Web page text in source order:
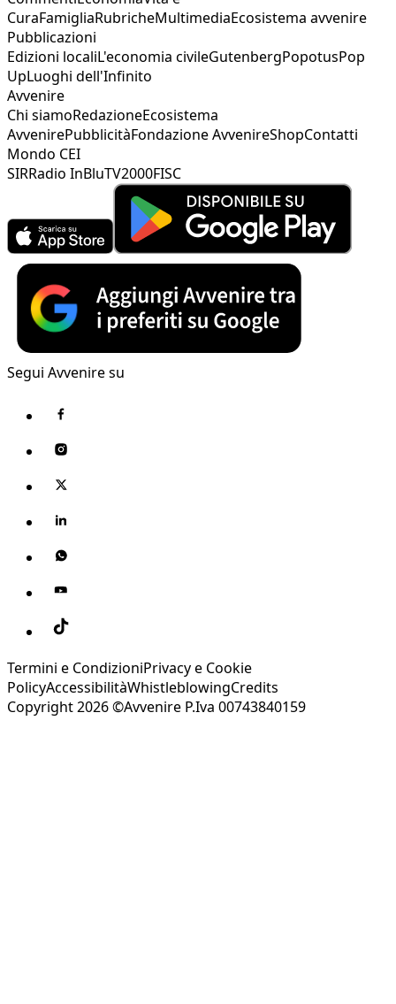
CuraFamigliaRubricheMultimediaEcosistema avvenire
Pubblicazioni
Edizioni localiL'economia civileGutenbergPopotusPop
UpLuoghi dell'Infinito
Avvenire
Chi siamoRedazioneEcosistema
AvvenirePubblicitàFondazione AvvenireShopContatti
Mondo CEI
SIRRadio InBluTV2000FISC
Segui Avvenire su
Termini e CondizioniPrivacy e Cookie
PolicyAccessibilitàWhistleblowingCredits
Copyright 2026 ©Avvenire P.Iva 00743840159